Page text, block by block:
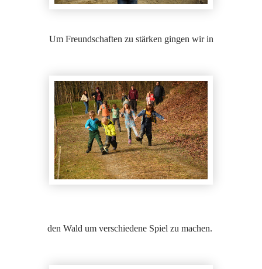
Um Freundschaften zu stärken gingen wir in
den Wald um verschiedene Spiel zu machen.